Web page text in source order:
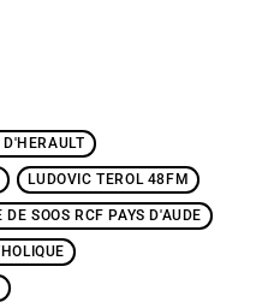
LUDOVIC TEROL 48FM
DE SOOS RCF PAYS D'AUDE